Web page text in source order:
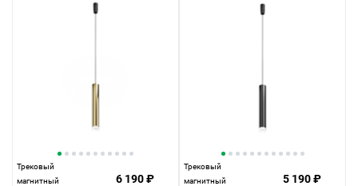
Трековый
магнитный
6 190 ₽
Трековый
магнитный
5 190 ₽